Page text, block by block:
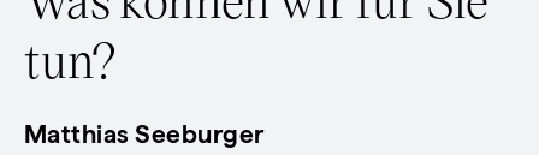
tun?
Matthias Seeburger